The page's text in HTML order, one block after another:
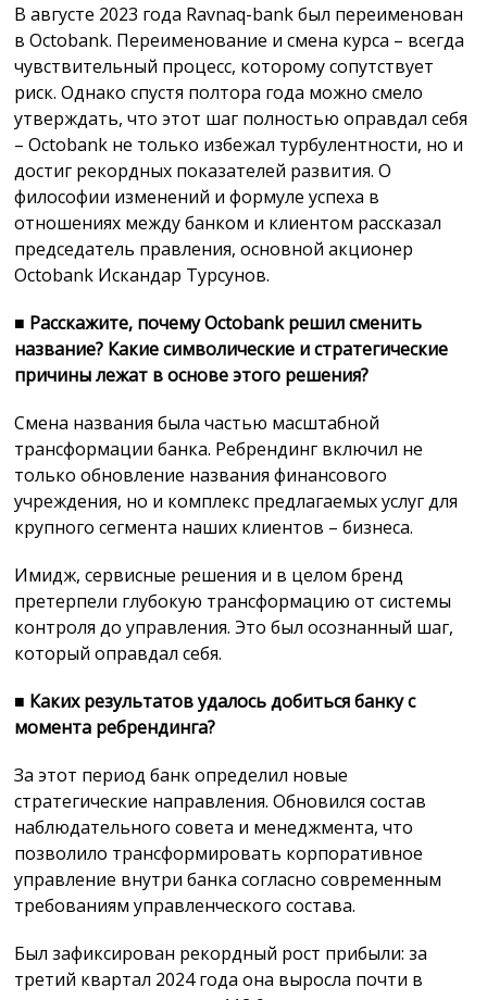
В августе 2023 года Ravnaq-bank был переименован
в Octobank. Переименование и смена курса – всегда
чувствительный процесс, которому сопутствует
риск. Однако спустя полтора года можно смело
утверждать, что этот шаг полностью оправдал себя
– Octobank не только избежал турбулентности, но и
достиг рекордных показателей развития. О
философии изменений и формуле успеха в
отношениях между банком и клиентом рассказал
председатель правления, основной акционер
Octobank Искандар Турсунов.
■ Расскажите, почему Octobank решил сменить
название? Какие символические и стратегические
причины лежат в основе этого решения?
Смена названия была частью масштабной
трансформации банка. Ребрендинг включил не
только обновление названия финансового
учреждения, но и комплекс предлагаемых услуг для
крупного сегмента наших клиентов – бизнеса.
Имидж, сервисные решения и в целом бренд
претерпели глубокую трансформацию от системы
контроля до управления. Это был осознанный шаг,
который оправдал себя.
■ Каких результатов удалось добиться банку с
момента ребрендинга?
За этот период банк определил новые
стратегические направления. Обновился состав
наблюдательного совета и менеджмента, что
позволило трансформировать корпоративное
управление внутри банка согласно современным
требованиям управленческого состава.
Был зафиксирован рекордный рост прибыли: за
третий квартал 2024 года она выросла почти в